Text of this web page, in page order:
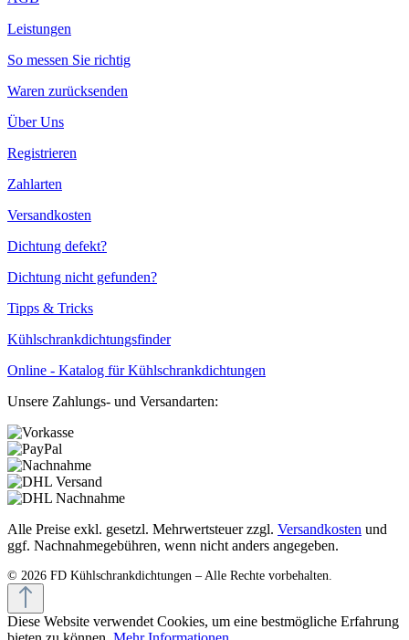
Leistungen
So messen Sie richtig
Waren zurücksenden
Über Uns
Registrieren
Zahlarten
Versandkosten
Dichtung defekt?
Dichtung nicht gefunden?
Tipps & Tricks
Kühlschrankdichtungsfinder
Online - Katalog für Kühlschrankdichtungen
Unsere Zahlungs- und Versandarten:
Alle Preise exkl. gesetzl. Mehrwertsteuer zzgl. Versandkosten und
ggf. Nachnahmegebühren, wenn nicht anders angegeben.
Diese Website verwendet Cookies, um eine bestmögliche Erfahrung